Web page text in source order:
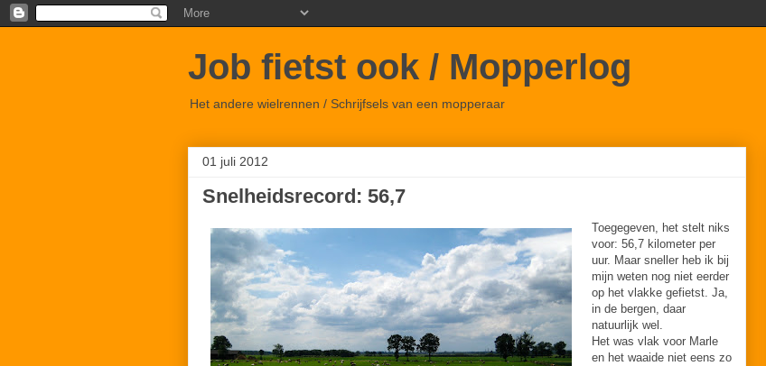
Job fietst ook / Mopperlog
Het andere wielrennen / Schrijfsels van een mopperaar
01 juli 2012
Snelheidsrecord: 56,7
Toegegeven, het stelt niks
voor: 56,7 kilometer per
uur. Maar sneller heb ik bij
mijn weten nog niet eerder
op het vlakke gefietst. Ja,
in de bergen, daar
natuurlijk wel.
Het was vlak voor Marle
en het waaide niet eens zo